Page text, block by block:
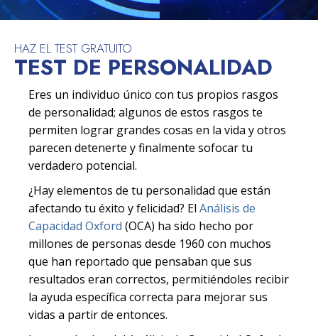
HAZ EL TEST GRATUITO
TEST DE PERSONALIDAD
Eres un individuo único con tus propios rasgos
de personalidad; algunos de estos rasgos te
permiten lograr grandes cosas en la vida y otros
parecen detenerte y finalmente sofocar tu
verdadero potencial.
¿Hay elementos de tu personalidad que están
afectando tu éxito y felicidad? El Análisis de
Capacidad Oxford (OCA) ha sido hecho por
millones de personas desde 1960 con muchos
que han reportado que pensaban que sus
resultados eran correctos, permitiéndoles recibir
la ayuda específica correcta para mejorar sus
vidas a partir de entonces.